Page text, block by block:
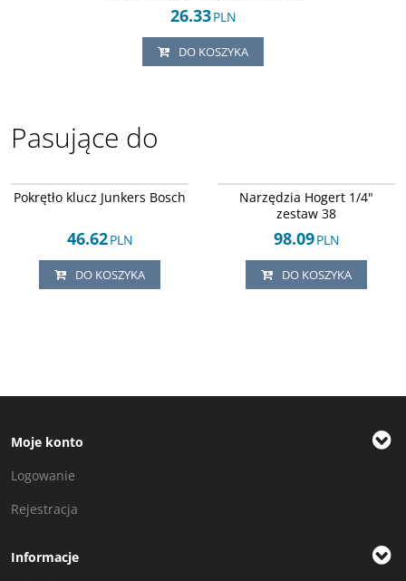
26.33PLN
DO KOSZYKA
Pasujące do
DOSTAWA EXPRESS
Pokrętło klucz Junkers Bosch
46.62PLN
DO KOSZYKA
DOSTAWA EXPRESS
Narzędzia Hogert 1/4"
zestaw 38
98.09PLN
DO KOSZYKA
Moje konto
Logowanie
Rejestracja
Informacje